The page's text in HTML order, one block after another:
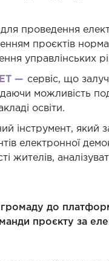
для проведення
проєктів
управлінських
— сервіс, що
можливість
освіти.
інструмент, який
електронної
жителів,
до
проєкту за